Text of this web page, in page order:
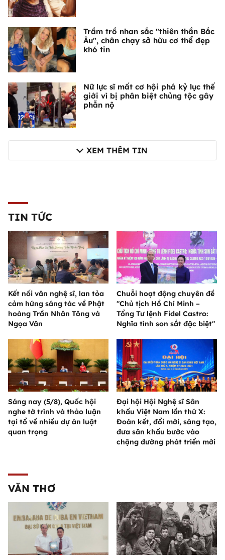
Trầm trồ nhan sắc "thiên thần Bắc
Âu", chân chạy sở hữu cơ thể đẹp
khó tin
Nữ lực sĩ mất cơ hội phá kỷ lục thế
giới vì bị phân biệt chủng tộc gây
phẫn nộ
XEM THÊM TIN
TIN TỨC
Kết nối văn nghệ sĩ, lan tỏa
cảm hứng sáng tác về Phật
hoàng Trần Nhân Tông và
Ngọa Vân
Chuỗi hoạt động chuyên đề
"Chủ tịch Hồ Chí Minh –
Tổng Tư lệnh Fidel Castro:
Nghĩa tình son sắt đặc biệt"
Sáng nay (5/8), Quốc hội
nghe tờ trình và thảo luận
tại tổ về nhiều dự án luật
quan trọng
Đại hội Hội Nghệ sĩ Sân
khấu Việt Nam lần thứ X:
Đoàn kết, đổi mới, sáng tạo,
đưa sân khấu bước vào
chặng đường phát triển mới
VĂN THƠ